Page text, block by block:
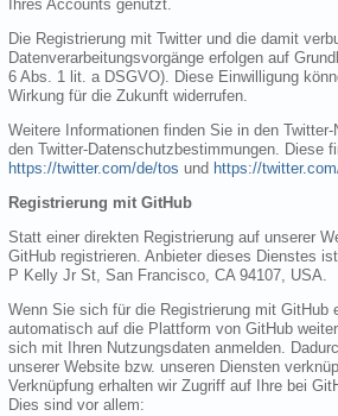
Ihres Accounts genutzt.
Die Registrierung mit Twitter und die damit
Datenverarbeitungsvorgänge erfolgen auf
6 Abs. 1 lit. a DSGVO). Diese Einwilligung
Wirkung für die Zukunft widerrufen.
Weitere Informationen finden Sie in den
den Twitter-Datenschutzbestimmungen. Diese
https://twitter.com/de/tos und https://
Registrierung mit GitHub
Statt einer direkten Registrierung auf unserer
GitHub registrieren. Anbieter dieses Dienstes
P Kelly Jr St, San Francisco, CA 94107, USA.
Wenn Sie sich für die Registrierung mit GitHub
automatisch auf die Plattform von GitHub
sich mit Ihren Nutzungsdaten anmelden.
unserer Website bzw. unseren Diensten
Verknüpfung erhalten wir Zugriff auf Ihre bei
Dies sind vor allem: